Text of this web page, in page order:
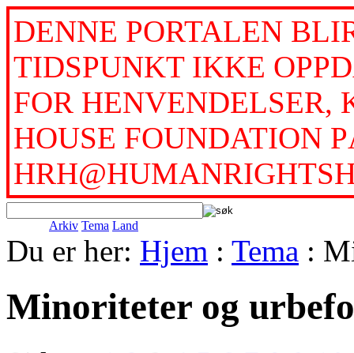
DENNE PORTALEN
TIDSPUNKT IKKE
FOR HENVENDELSER,
HOUSE FOUNDATION
Arkiv Tema Land
Du er her: Hjem : Tema :
Minoriteter og